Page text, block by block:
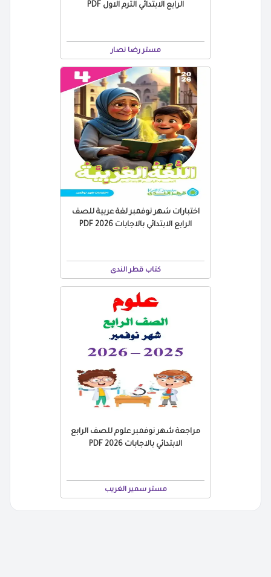
الرابع الابتدائي الترم الاول PDF
مستر رضا نصار
اختبارات شهر نوفمبر لغة عربية للصف
الرابع الابتدائي بالاجابات 2026 PDF
كتاب قطر الندى
مراجعة شهر نوفمبر علوم للصف الرابع
الابتدائي بالاجابات 2026 PDF
مستر سمير الغريب